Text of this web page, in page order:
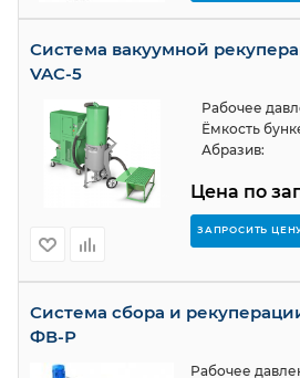
Система вакуумной
VAC-5
Цена по
ЗАПРОСИТЬ
Рабочее
Ёмкость
Абразив:
Система сбора и
ФВ-Р
Рабочее